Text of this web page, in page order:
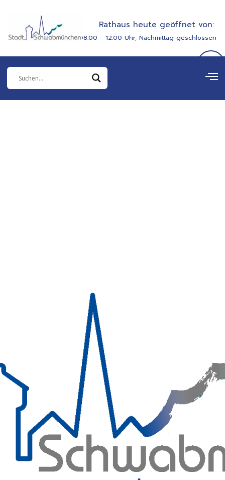
springen
Rathaus heute geöffnet von:
08:00 - 12:00 Uhr, Nachmittag geschlossen